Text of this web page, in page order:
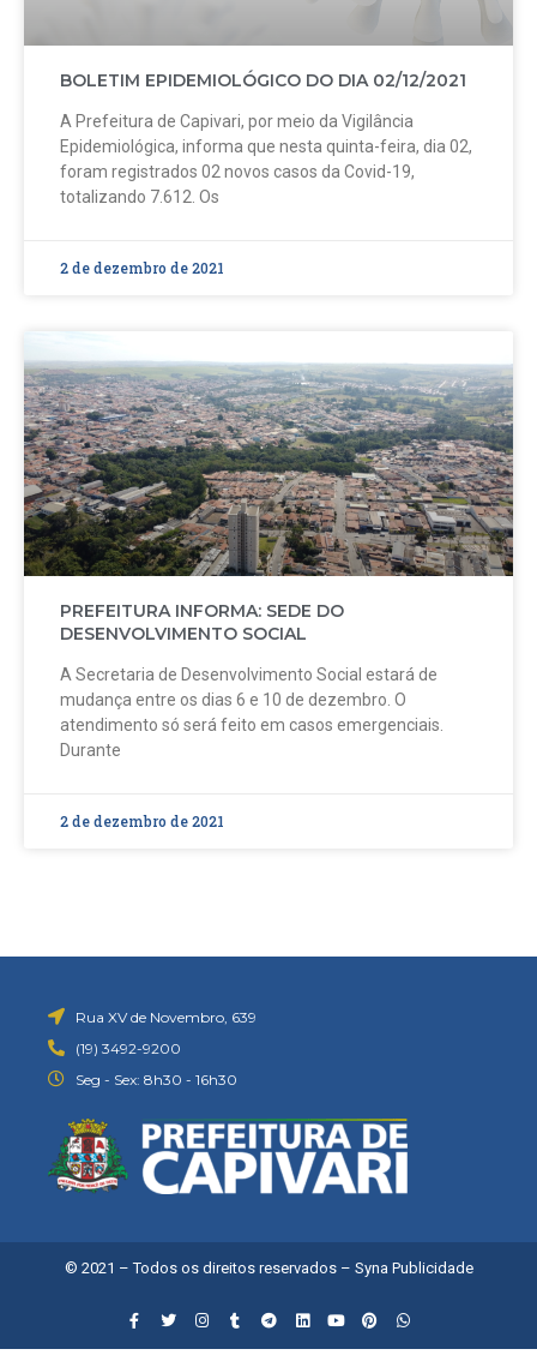
BOLETIM EPIDEMIOLÓGICO DO DIA 02/12/2021
A Prefeitura de Capivari, por meio da Vigilância
Epidemiológica, informa que nesta quinta-feira, dia 02,
foram registrados 02 novos casos da Covid-19,
totalizando 7.612. Os
2 de dezembro de 2021
PREFEITURA INFORMA: SEDE DO
DESENVOLVIMENTO SOCIAL
A Secretaria de Desenvolvimento Social estará de
mudança entre os dias 6 e 10 de dezembro. O
atendimento só será feito em casos emergenciais.
Durante
2 de dezembro de 2021
Rua XV de Novembro, 639
(19) 3492-9200
Seg - Sex: 8h30 - 16h30
© 2021 – Todos os direitos reservados – Syna Publicidade